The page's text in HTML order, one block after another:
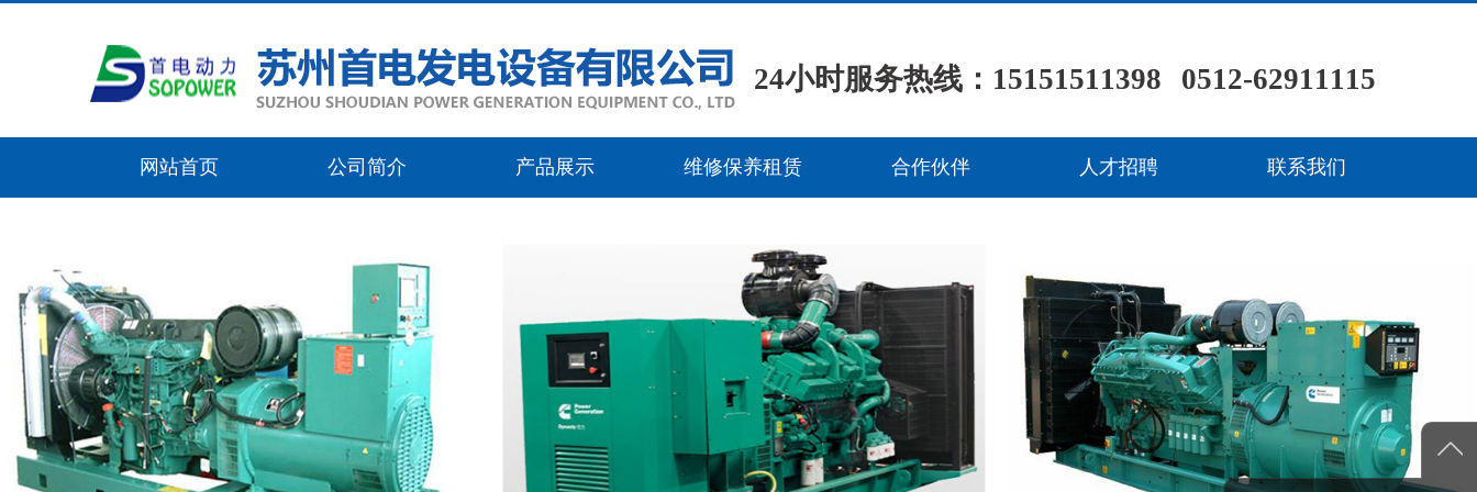
24小时服务热线：15151511398 0512-62911115
网站首页 公司简介 产品展示 维修保养租赁 合作伙伴 人才招聘 联系我们